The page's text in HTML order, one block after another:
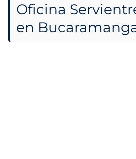
Oficina
en